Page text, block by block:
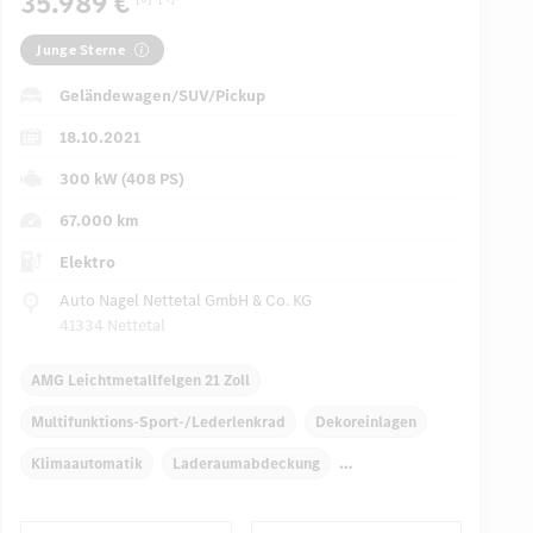
Junge Sterne
Geländewagen/SUV/Pickup
18.10.2021
300 kW (408 PS)
67.000 km
Elektro
Auto Nagel Nettetal GmbH & Co. KG
41334 Nettetal
AMG Leichtmetallfelgen 21 Zoll
Multifunktions-Sport-/Lederlenkrad Dekoreinlagen
Klimaautomatik Laderaumabdeckung